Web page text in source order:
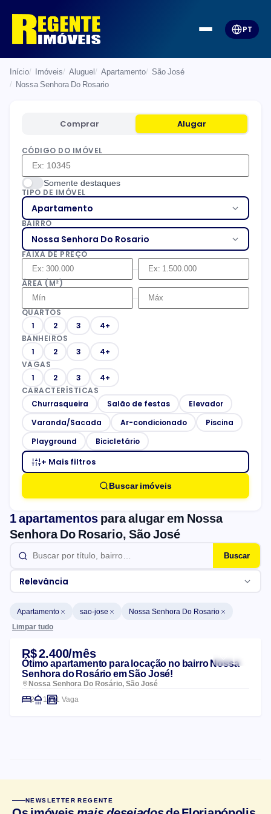
PT
Início Imóveis Aluguel Apartamento São José
Nossa Senhora Do Rosario
Comprar Alugar
CÓDIGO DO IMÓVEL
Somente destaques
TIPO DE IMÓVEL
Apartamento
BAIRRO
Nossa Senhora Do Rosario
FAIXA DE PREÇO
–
ÁREA (M²)
–
QUARTOS
1
2 3
4+
BANHEIROS
1
2 3
4+
VAGAS
1
2 3
4+
CARACTERÍSTICAS
Churrasqueira
Salão de festas
Elevador
Varanda/Sacada
Ar-condicionado
Piscina
Playground
Bicicletário
+ Mais filtros
Buscar imóveis
1 apartamentospara alugar em Nossa
Senhora Do Rosario, São José
Buscar
Relevância
Apartamento sao-jose
Nossa Senhora Do Rosario
Limpar tudo
Lista de imóveis
R$ 2.400/mês
Ótimo apartamento para locação no bairro Nossa
Senhora do Rosário em São José!
Nossa Senhora Do Rosário, São José
2
1 1 Vaga
CARACTERÍSTICAS DO CONDOMÍNIO
Churrasqueira
NEWSLETTER REGENTE